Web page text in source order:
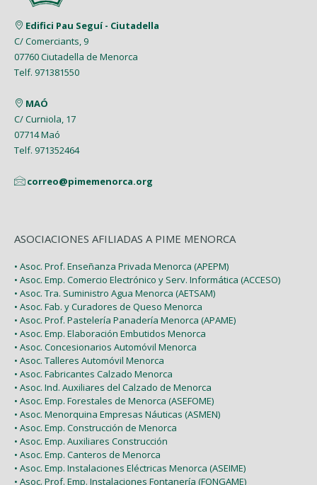
Febrero (4)
Febrero (7)
Enero (1)
Marzo (5)
Febrero (1)
Enero (2)
Junio (8)
Mayo (7)
Abril (4)
Febrero (6)
Enero (2)
Edifici Pau Seguí - Ciutadella
C/ Comerciants, 9
07760 Ciutadella de Menorca
Telf. 971381550
MAÓ
C/ Curniola, 17
07714 Maó
Telf. 971352464
correo@pimemenorca.org
ASOCIACIONES AFILIADAS A PIME MENORCA
• Asoc. Prof. Enseñanza Privada Menorca (APEPM)
• Asoc. Emp. Comercio Electrónico y Serv. Informática (ACCESO)
• Asoc. Tra. Suministro Agua Menorca (AETSAM)
• Asoc. Fab. y Curadores de Queso Menorca
• Asoc. Prof. Pastelería Panadería Menorca (APAME)
• Asoc. Emp. Elaboración Embutidos Menorca
• Asoc. Concesionarios Automóvil Menorca
• Asoc. Talleres Automóvil Menorca
• Asoc. Fabricantes Calzado Menorca
• Asoc. Ind. Auxiliares del Calzado de Menorca
• Asoc. Emp. Forestales de Menorca (ASEFOME)
• Asoc. Menorquina Empresas Náuticas (ASMEN)
• Asoc. Emp. Construcción de Menorca
• Asoc. Emp. Auxiliares Construcción
• Asoc. Emp. Canteros de Menorca
• Asoc. Emp. Instalaciones Eléctricas Menorca (ASEIME)
• Asoc. Prof. Emp. Instalaciones Fontanería (FONGAME)